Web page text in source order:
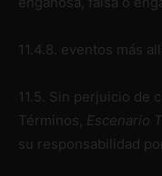
11.4.8. eventos más
11.5. Sin perjuicio de
Términos, Escenario
su responsabilidad